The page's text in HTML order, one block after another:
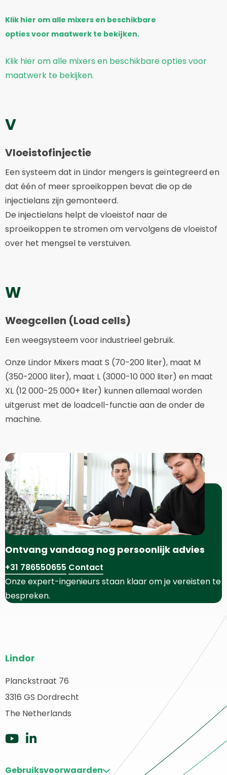
Klik hier om alle mixers en beschikbare
opties voor maatwerk te bekijken.
Klik hier om alle mixers en beschikbare opties voor
maatwerk te bekijken.
V
Vloeistofinjectie
Een systeem dat in Lindor mengers is geïntegreerd en
dat één of meer sproeikoppen bevat die op de
injectielans zijn gemonteerd.
De injectielans helpt de vloeistof naar de
sproeikoppen te stromen om vervolgens de vloeistof
over het mengsel te verstuiven.
W
Weegcellen (Load cells)
Een weegsysteem voor industrieel gebruik.
Onze Lindor Mixers maat S (70-200 liter), maat M
(350-2000 liter), maat L (3000-10 000 liter) en maat
XL (12 000-25 000+ liter) kunnen allemaal worden
uitgerust met de loadcell-functie aan de onder de
machine.
Ontvang vandaag nog persoonlijk advies
+31 786550655 Contact
Onze expert-ingenieurs staan klaar om je vereisten te
bespreken.
footer
Lindor
Planckstraat 76
3316 GS Dordrecht
The Netherlands
GaGa
Gebruiksvoorwaarden